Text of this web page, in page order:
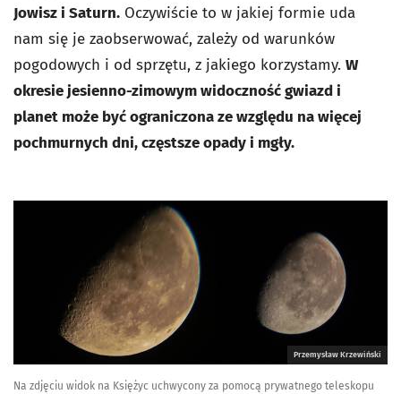
Jowisz i Saturn. Oczywiście to w jakiej formie uda
nam się je zaobserwować, zależy od warunków
pogodowych i od sprzętu, z jakiego korzystamy. W
okresie jesienno-zimowym widoczność gwiazd i
planet może być ograniczona ze względu na więcej
pochmurnych dni, częstsze opady i mgły.
Przemysław Krzewiński
Na zdjęciu widok na Księżyc uchwycony za pomocą prywatnego teleskopu